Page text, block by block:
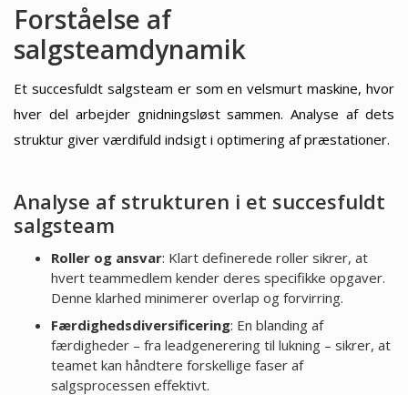
Forståelse af
salgsteamdynamik
Et succesfuldt salgsteam er som en velsmurt maskine, hvor
hver del arbejder gnidningsløst sammen. Analyse af dets
struktur giver værdifuld indsigt i optimering af præstationer.
Analyse af strukturen i et succesfuldt
salgsteam
Roller og ansvar: Klart definerede roller sikrer, at
hvert teammedlem kender deres specifikke opgaver.
Denne klarhed minimerer overlap og forvirring.
Færdighedsdiversificering: En blanding af
færdigheder – fra leadgenerering til lukning – sikrer, at
teamet kan håndtere forskellige faser af
salgsprocessen effektivt.